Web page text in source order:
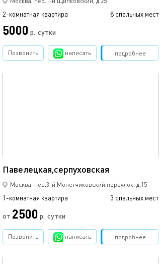
2-комнатная квартира 8 спальных мест
5000 р. сутки
подробнее
Позвонить написать Забронировать
Павелецкая,серпуховская
Москва, пер.3-й Монетчиковский переулок, д.15
1-комнатная квартира 3 спальных мест
от 2500 р. сутки
подробнее
Позвонить написать Забронировать